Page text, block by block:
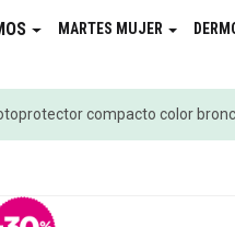
MARTES MUJER
compacto color